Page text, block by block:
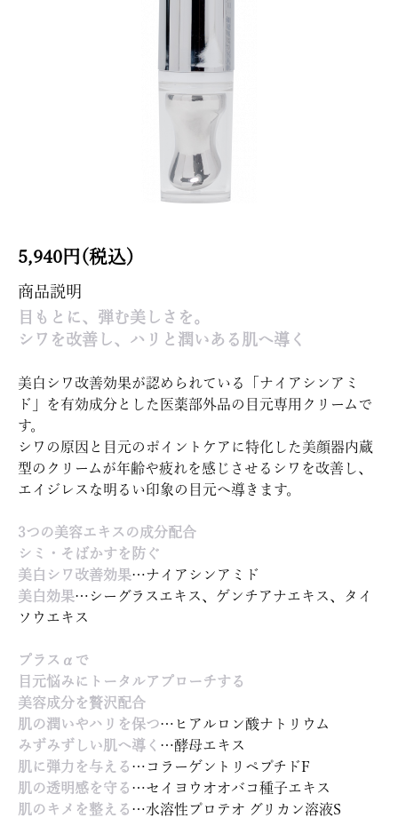
5,940円(税込)
商品説明
目もとに、弾む美しさを。
シワを改善し、ハリと潤いある肌へ導く
美白シワ改善効果が認められている「ナイアシンアミ
ド」を有効成分とした医薬部外品の目元専用クリームで
す。
シワの原因と目元のポイントケアに特化した美顔器内蔵
型のクリームが年齢や疲れを感じさせるシワを改善し、
エイジレスな明るい印象の目元へ導きます。
3つの美容エキスの成分配合
シミ・そばかすを防ぐ
美白シワ改善効果…ナイアシンアミド
美白効果…シーグラスエキス、ゲンチアナエキス、タイ
ソウエキス
プラスαで
目元悩みにトータルアプローチする
美容成分を贅沢配合
肌の潤いやハリを保つ…ヒアルロン酸ナトリウム
みずみずしい肌へ導く …酵母エキス
肌に弾力を与える …コラーゲントリペプチドF
肌の透明感を守る …セイヨウオオバコ種子エキス
肌のキメを整える …水溶性プロテオ グリカン溶液S